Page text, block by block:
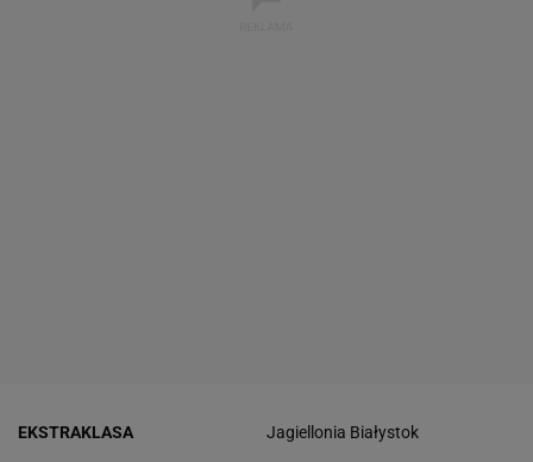
EKSTRAKLASA Jagiellonia Białystok